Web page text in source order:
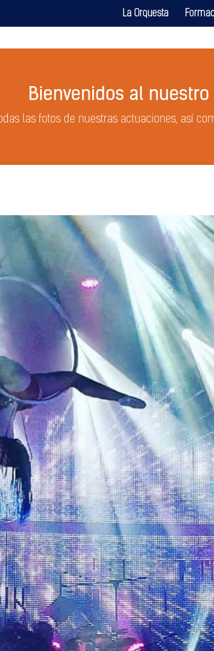
La Orquesta
Bienvenidos al nuestro
las fotos de nuestras actuaciones, así